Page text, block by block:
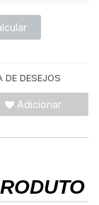
DE DESEJOS
Adicionar